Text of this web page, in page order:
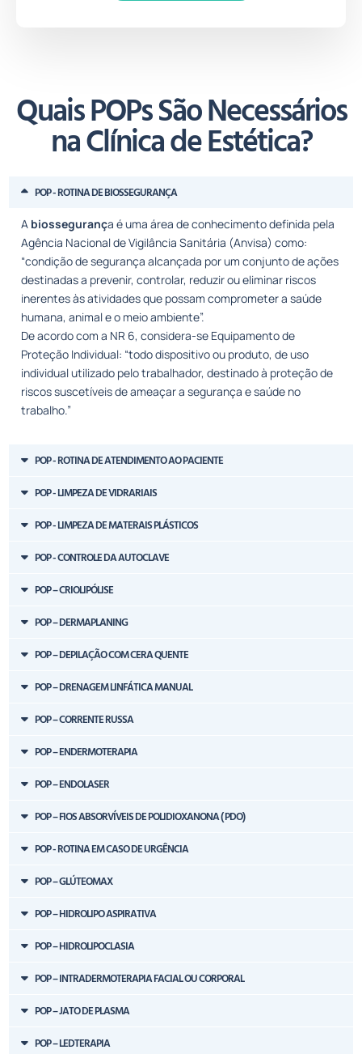
Quais POPs São Necessários
naClínica de Estética​?
POP - ROTINA DE BIOSSEGURANÇA
A biossegurança é uma área de conhecimento definida pela
Agência Nacional de Vigilância Sanitária (Anvisa) como:
“condição de segurança alcançada por um conjunto de ações
destinadas a prevenir, controlar, reduzir ou eliminar riscos
inerentes às atividades que possam comprometer a saúde
humana, animal e o meio ambiente”.
De acordo com a NR 6, considera-se Equipamento de
Proteção Individual: “todo dispositivo ou produto, de uso
individual utilizado pelo trabalhador, destinado à proteção de
riscos suscetíveis de ameaçar a segurança e saúde no
trabalho.”
POP - ROTINA DE ATENDIMENTO AO PACIENTE
POP - LIMPEZA DE VIDRARIAIS
POP - LIMPEZA DE MATERAIS PLÁSTICOS
POP - CONTROLE DA AUTOCLAVE
POP – CRIOLIPÓLISE
POP – DERMAPLANING
POP – DEPILAÇÃO COM CERA QUENTE
POP – DRENAGEM LINFÁTICA MANUAL
POP – CORRENTE RUSSA
POP – ENDERMOTERAPIA
POP – ENDOLASER
POP – FIOS ABSORVÍVEIS DE POLIDIOXANONA ( PDO)
POP - ROTINA EM CASO DE URGÊNCIA
POP – GLÚTEOMAX
POP – HIDROLIPO ASPIRATIVA
POP – HIDROLIPOCLASIA
POP – INTRADERMOTERAPIA FACIAL OU CORPORAL
POP – JATO DE PLASMA
POP – LEDTERAPIA